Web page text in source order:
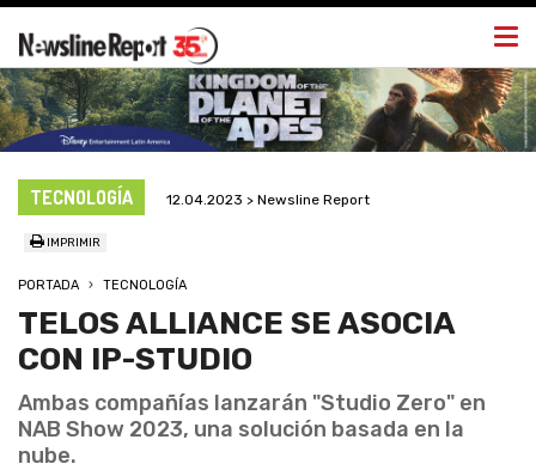
TECNOLOGÍA 12.04.2023 > Newsline Report
IMPRIMIR
PORTADA TECNOLOGÍA
TELOS ALLIANCE SE ASOCIA
CON IP-STUDIO
Ambas compañías lanzarán "Studio Zero" en
NAB Show 2023, una solución basada en la
nube.